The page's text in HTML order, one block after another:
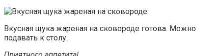
Вкусная щука жареная на сковороде готова. Можно
подавать к столу.